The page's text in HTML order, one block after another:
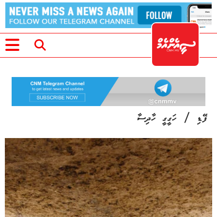
ފޭޑި / ހަގީގީ ހާދިސާ